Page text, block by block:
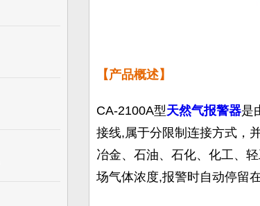
【产品概述】
CA-2100A型天然气报警器是
接线,属于分限制连接方式，
冶金、石油、石化、化工、
场气体浓度,报警时自动停留